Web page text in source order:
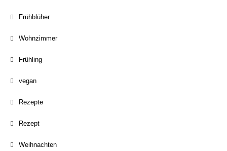
Frühblüher
Wohnzimmer
Frühling
vegan
Rezepte
Rezept
Weihnachten